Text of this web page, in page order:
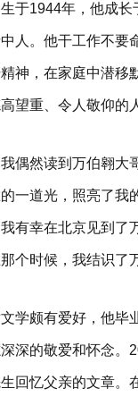
于1944年，他成长
人。他干工作不要
神，在家庭中潜移
望重、令人敬仰的
偶然读到万伯翱大
一道光，照亮了我
有幸在北京见到了
个时候，我结识了
学颇有爱好，他毕
深的敬爱和怀念。
回忆父亲的文章。